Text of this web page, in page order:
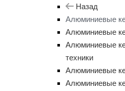
Назад
Алюминиевые
Алюминиевые
Алюминиевые
техники
Алюминиевые
Алюминиевые